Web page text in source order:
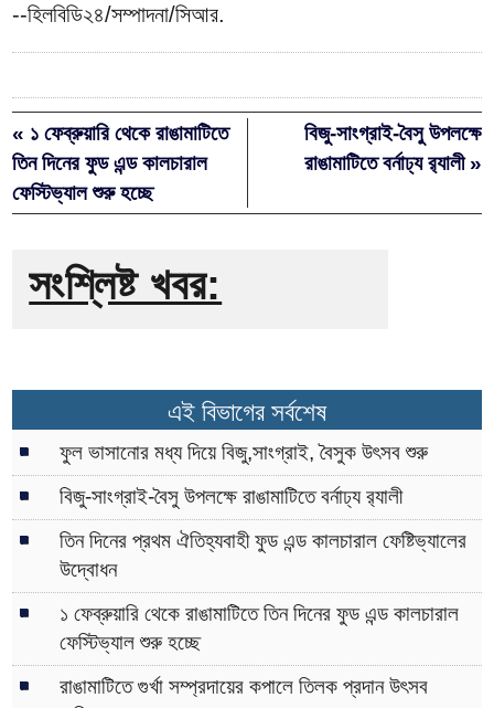
--হিলবিডি২৪/সম্পাদনা/সিআর.
« ১ ফেব্রুয়ারি থেকে রাঙামাটিতে
তিন দিনের ফুড এন্ড কালচারাল
ফেস্টিভ্যাল শুরু হচ্ছে
বিজু-সাংগ্রাই-বৈসু উপলক্ষে
রাঙামাটিতে বর্নাঢ্য র‌্যালী »
সংশ্লিষ্ট খবর:
এই বিভাগের সর্বশেষ
ফুল ভাসানোর মধ্য দিয়ে বিজু,সাংগ্রাই, বৈসুক উৎসব শুরু
বিজু-সাংগ্রাই-বৈসু উপলক্ষে রাঙামাটিতে বর্নাঢ্য র‌্যালী
তিন দিনের প্রথম ঐতিহ্যবাহী ফুড এন্ড কালচারাল ফেষ্টিভ্যালের
উদ্বোধন
১ ফেব্রুয়ারি থেকে রাঙামাটিতে তিন দিনের ফুড এন্ড কালচারাল
ফেস্টিভ্যাল শুরু হচ্ছে
রাঙামাটিতে গুর্খা সম্প্রদায়ের কপালে তিলক প্রদান উৎসব